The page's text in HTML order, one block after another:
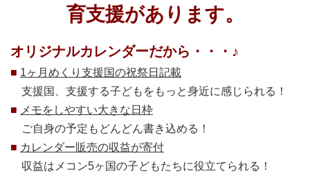
育支援があります。
オリジナルカレンダーだから・・・♪
■ 1ヶ月めくり支援国の祝祭日記載
支援国、支援する子どもをもっと身近に感じられる！
■ メモをしやすい大きな日枠
ご自身の予定もどんどん書き込める！
■ カレンダー販売の収益が寄付
収益はメコン5ヶ国の子どもたちに役立てられる！